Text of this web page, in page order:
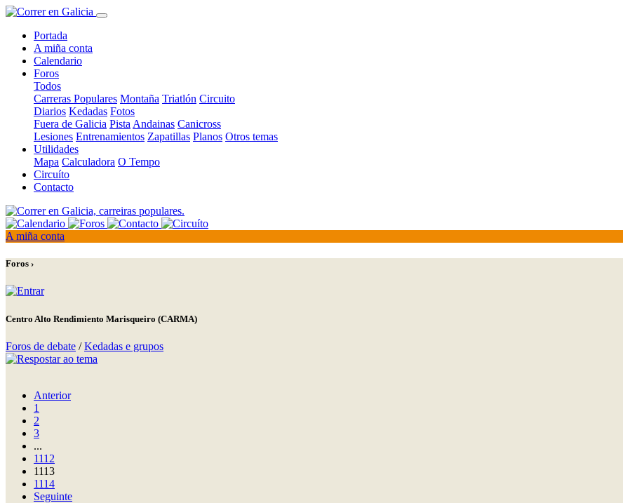
Portada
A miña conta
Calendario
Foros
Todos
Carreras Populares Montaña Triatlón Circuito
Diarios Kedadas Fotos
Fuera de Galicia Pista Andainas Canicross
Lesiones Entrenamientos Zapatillas Planos Otros temas
Utilidades
Mapa Calculadora O Tempo
Circuíto
Contacto
A miña conta
Foros ›
Centro Alto Rendimiento Marisqueiro (CARMA)
Foros de debate /Kedadas e grupos
Anterior
1
2
3
...
1112
1113
1114
Seguinte